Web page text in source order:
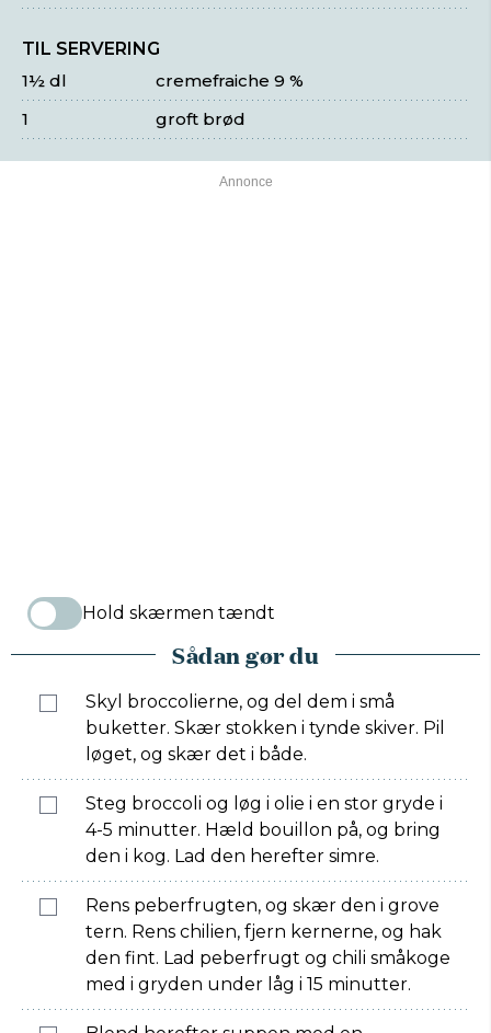
TIL SERVERING
cremefraiche 9 %
1½ dl
groft brød
1
Hold skærmen tændt
Sådan gør du
Skyl broccolierne, og del dem i små
buketter. Skær stokken i tynde skiver. Pil
løget, og skær det i både.
Steg broccoli og løg i olie i en stor gryde i
4-5 minutter. Hæld bouillon på, og bring
den i kog. Lad den herefter simre.
Rens peberfrugten, og skær den i grove
tern. Rens chilien, fjern kernerne, og hak
den fint. Lad peberfrugt og chili småkoge
med i gryden under låg i 15 minutter.